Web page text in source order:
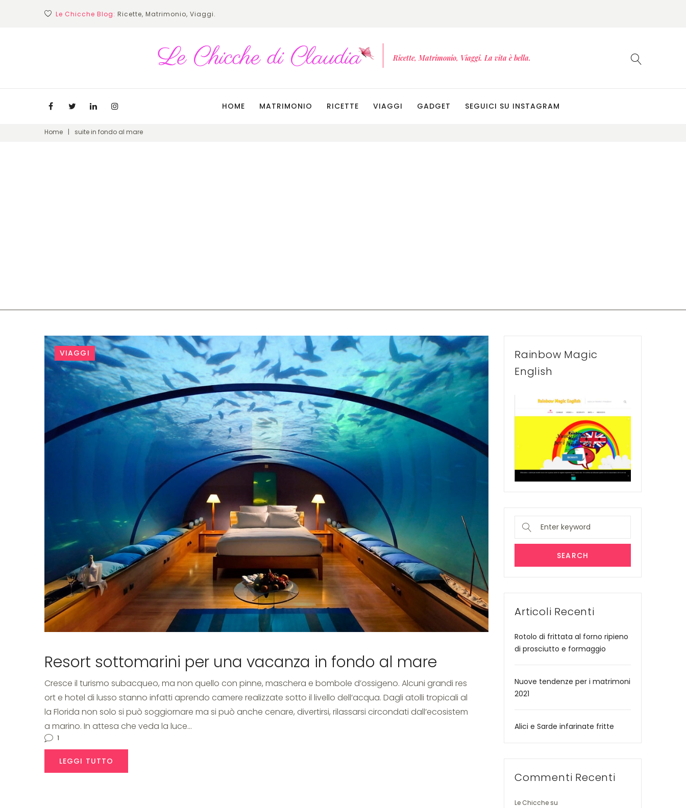
Le Chicche Blog: Ricette, Matrimonio, Viaggi.
Ricette, Matrimonio, Viaggi. La vita è bella.
HOME MATRIMONIO RICETTE VIAGGI GADGET SEGUICI SU INSTAGRAM
Home | suite in fondo al mare
Tag:
suite
in
fondo
al
VIAGGI
Resort sottomarini per una vacanza in fondo al mare
Cresce il turismo subacqueo, ma non quello con pinne, maschera e bombole d’ossigeno. Alcuni grandi res
ort e hotel di lusso stanno infatti aprendo camere realizzate sotto il livello dell’acqua. Dagli atolli tropicali al
la Florida non solo si può soggiornare ma si può anche cenare, divertirsi, rilassarsi circondati dall’ecosistem
a marino. In attesa che veda la luce…
1
LEGGI TUTTO
Rainbow Magic
English
Search
SEARCH
Articoli Recenti
Rotolo di frittata al forno ripieno
di prosciutto e formaggio
Nuove tendenze per i matrimoni
2021
Alici e Sarde infarinate fritte
Commenti Recenti
Le Chicche su